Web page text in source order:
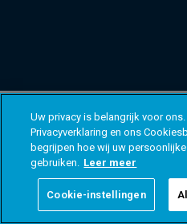
Uw privacy is belangrijk voor
Privacyverklaring en ons
begrijpen hoe wij uw
gebruiken. Leer meer
Cookie-instellingen